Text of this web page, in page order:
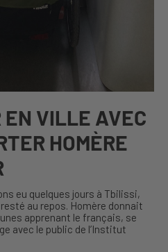
VILLE AVEC
HOMÈRE
eu quelques jours à Tbilissi,
au repos. Homère donnait
apprenant le français, se
avec le public de l’Institut